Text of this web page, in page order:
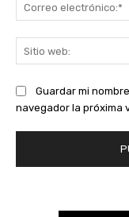
Guardar mi
navegador la próxima